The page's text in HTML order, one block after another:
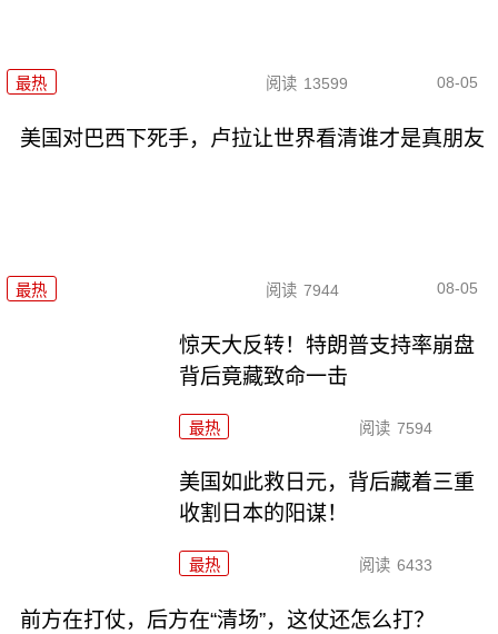
最热 阅读 13599 08-05
美国对巴西下死手，卢拉让世界看清谁才是真朋友
最热 阅读 7944 08-05
惊天大反转！特朗普支持率崩盘
背后竟藏致命一击
最热 阅读 7594
美国如此救日元，背后藏着三重
收割日本的阳谋！
最热 阅读 6433
前方在打仗，后方在“清场”，这仗还怎么打？